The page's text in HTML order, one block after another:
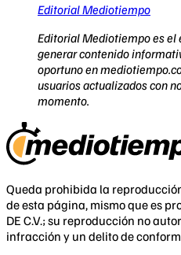
Editorial Mediotiempo
Editorial Mediotiempo es el
generar contenido
oportuno en
usuarios actualizados con
momento.
Queda prohibida la
de esta página, mismo que es
DE C.V.; su reproducción no
infracción y un delito de